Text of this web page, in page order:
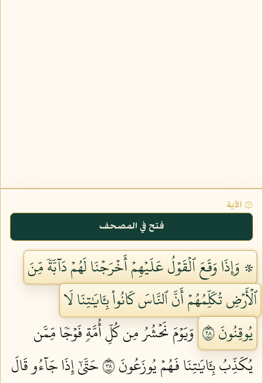
۞ الآية
فتح في المصحف
۞ وَإِذَا وَقَعَ ٱلۡقَوۡلُ عَلَيۡهِمۡ أَخۡرَجۡنَا لَهُمۡ دَآبَّةٗ مِّنَ
ٱلۡأَرۡضِ تُكَلِّمُهُمۡ أَنَّ ٱلنَّاسَ كَانُواْ بِـَٔايَٰتِنَا لَا
يُوقِنُونَ ٨٢
وَيَوۡمَ نَحۡشُرُ مِن كُلِّ أُمَّةٖ فَوۡجٗا مِّمَّن
يُكَذِّبُ بِـَٔايَٰتِنَا فَهُمۡ يُوزَعُونَ ٨٣
حَتَّىٰٓ إِذَا جَآءُو قَالَ